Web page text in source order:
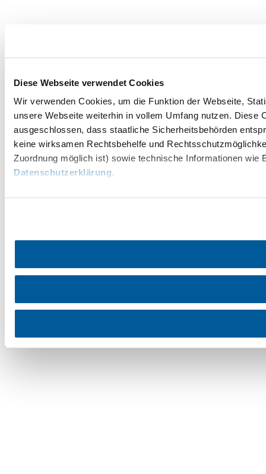
Diese Webseite verwendet Cookies
Wir verwenden Cookies, um die Funktion der Webseite,
unsere Webseite weiterhin in vollem Umfang nutzen.
ausgeschlossen, dass staatliche Sicherheitsbehörden
keine wirksamen Rechtsbehelfe und
Zuordnung möglich ist) sowie technische Informationen wie
Datenschutzerklärung.